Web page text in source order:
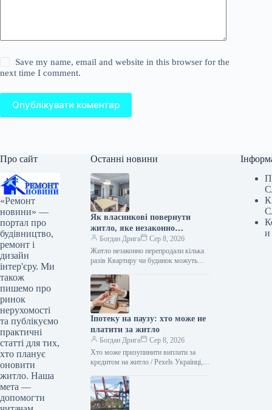
Save my name, email and website in this browser for the
next time I comment.
Опублікувати коментар
Про сайт
«Ремонт
новини» —
портал про
будівництво,
ремонт і
дизайн
інтер'єру. Ми
також
пишемо про
ринок
нерухомості
та публікуємо
практичні
статті для тих,
хто планує
оновити
житло. Наша
мета —
допомогти
Останні новини
Як власникові повернути
житло, яке незаконно
перепродали кілька разів
Богдан Дрига
Сер 8, 2026
Житло незаконно перепродали кілька
разів Квартиру чи будинок можуть
угоди. Повернути таке майно реально,
але все…
Іпотеку на паузу: хто може не
платити за житло
Богдан Дрига
Сер 8, 2026
Хто може призупинити виплати за
кредитом на житло / Pexels Українці,
знищене через бойові дії,…
и